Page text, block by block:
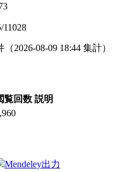
11028
（2026-08-09 18:44 集計）
覧回数 説明
Mendeley出力